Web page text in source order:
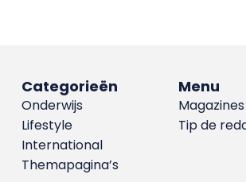
Menu
Magazines
Tip de
Categorieën
Onderwijs
Lifestyle
International
Themapagina’s